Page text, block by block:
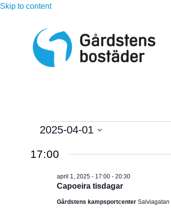
Skip to content
Evenemang
för
april
1,
2025-04-01
ä
17:00
Capoeira tisdagar
april 1, 2025 - 17:00- 20:30
Gårdstens kampsportcenter Salviagatan